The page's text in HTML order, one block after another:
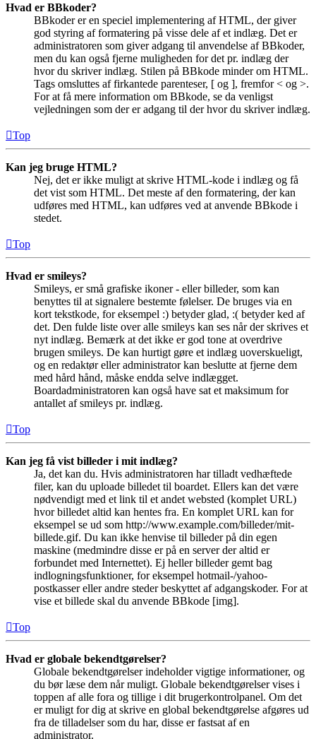
Hvad er BBkoder?
BBkoder er en speciel implementering af HTML, der giver
god styring af formatering på visse dele af et indlæg. Det er
administratoren som giver adgang til anvendelse af BBkoder,
men du kan også fjerne muligheden for det pr. indlæg der
hvor du skriver indlæg. Stilen på BBkode minder om HTML.
Tags omsluttes af firkantede parenteser, [ og ], fremfor < og >.
For at få mere information om BBkode, se da venligst
vejledningen som der er adgang til der hvor du skriver indlæg.
Top
Kan jeg bruge HTML?
Nej, det er ikke muligt at skrive HTML-kode i indlæg og få
det vist som HTML. Det meste af den formatering, der kan
udføres med HTML, kan udføres ved at anvende BBkode i
stedet.
Top
Hvad er smileys?
Smileys, er små grafiske ikoner - eller billeder, som kan
benyttes til at signalere bestemte følelser. De bruges via en
kort tekstkode, for eksempel :) betyder glad, :( betyder ked af
det. Den fulde liste over alle smileys kan ses når der skrives et
nyt indlæg. Bemærk at det ikke er god tone at overdrive
brugen smileys. De kan hurtigt gøre et indlæg uoverskueligt,
og en redaktør eller administrator kan beslutte at fjerne dem
med hård hånd, måske endda selve indlægget.
Boardadministratoren kan også have sat et maksimum for
antallet af smileys pr. indlæg.
Top
Kan jeg få vist billeder i mit indlæg?
Ja, det kan du. Hvis administratoren har tilladt vedhæftede
filer, kan du uploade billedet til boardet. Ellers kan det være
nødvendigt med et link til et andet websted (komplet URL)
hvor billedet altid kan hentes fra. En komplet URL kan for
eksempel se ud som http://www.example.com/billeder/mit-
billede.gif. Du kan ikke henvise til billeder på din egen
maskine (medmindre disse er på en server der altid er
forbundet med Internettet). Ej heller billeder gemt bag
indlogningsfunktioner, for eksempel hotmail-/yahoo-
postkasser eller andre steder beskyttet af adgangskoder. For at
vise et billede skal du anvende BBkode [img].
Top
Hvad er globale bekendtgørelser?
Globale bekendtgørelser indeholder vigtige informationer, og
du bør læse dem når muligt. Globale bekendtgørelser vises i
toppen af alle fora og tillige i dit brugerkontrolpanel. Om det
er muligt for dig at skrive en global bekendtgørelse afgøres ud
fra de tilladelser som du har, disse er fastsat af en
administrator.